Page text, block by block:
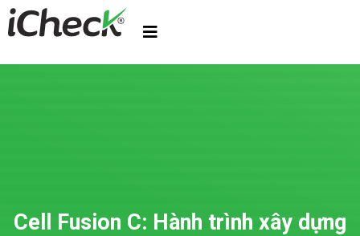
Cell Fusion C: Hành trình xây dựng